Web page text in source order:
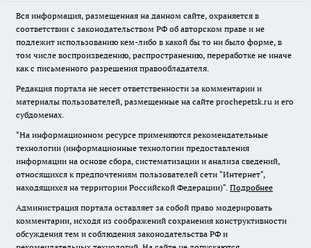
Вся информация, размещенная на данном сайте, охраняется в
соответствии с законодательством РФ об авторском праве и не
подлежит использованию кем-либо в какой бы то ни было форме, в
том числе воспроизведению, распространению, переработке не иначе
как с письменного разрешения правообладателя.
Редакция портала не несет ответственности за комментарии и
материалы пользователей, размещенные на сайте prochepetsk.ru и его
субдоменах.
"На информационном ресурсе применяются рекомендательные
технологии (информационные технологии предоставления
информации на основе сбора, систематизации и анализа сведений,
относящихся к предпочтениям пользователей сети "Интернет",
находящихся на территории Российской Федерации)". Подробнее
Администрация портала оставляет за собой право модерировать
комментарии, исходя из соображений сохранения конструктивности
обсуждения тем и соблюдения законодательства РФ и